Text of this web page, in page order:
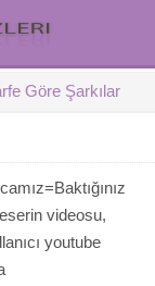
Göre Şarkılar
videosu,
youtube